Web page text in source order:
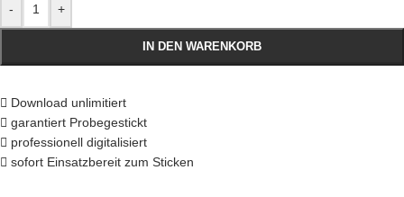
- +
IN DEN WARENKORB
Download unlimitiert
garantiert Probegestickt
professionell digitalisiert
sofort Einsatzbereit zum Sticken